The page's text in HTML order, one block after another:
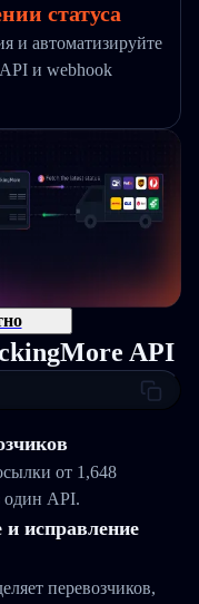
статуса
и автоматизируйте
и webhook
API
от 1,648
один API.
и исправление
перевозчиков,